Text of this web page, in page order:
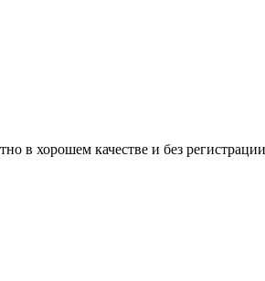
в хорошем качестве и без